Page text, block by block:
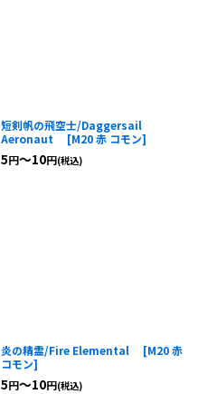
短剣帆の飛空士/Daggersail
Aeronaut
[M20 赤 コモン]
5円～10円(税込)
炎の精霊/Fire Elemental [M20 赤
コモン]
5円～10円(税込)